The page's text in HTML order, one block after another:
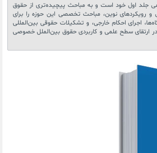
مسیر علمی جلد اول خود است و به مباحث پیچیده‌تری از حقوق
و رویکردهای نوین، مباحث تخصصی این حوزه را برای
اجرای احکام خارجی، و تشکیلات حقوقی بین‌المللی
ارتقای سطح علمی و کاربردی حقوق بین‌الملل خصوصی